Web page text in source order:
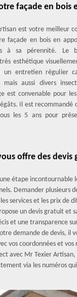
façade en bois
est votre meilleur
façade en bois en
à sa pérennité. Le
esthétique
un entretien régulier
mais aussi divers
est convenable pour
Il est recommandé
les 5 ans pour
offre des devis
étape incontournable
Demander plusieurs
services et les prix de
un devis gratuit et
et une transparence
demande de devis, il
vos coordonnées et vos
avec Mr Texier Artisan,
via les numéros